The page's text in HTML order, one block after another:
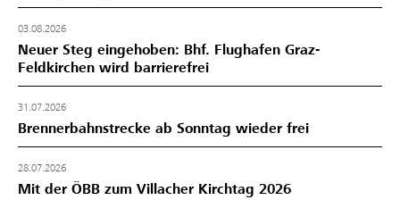
03.08.2026
Neuer Steg eingehoben: Bhf. Flughafen Graz-
Feldkirchen wird barrierefrei
31.07.2026
Brennerbahnstrecke ab Sonntag wieder frei
28.07.2026
Mit der ÖBB zum Villacher Kirchtag 2026